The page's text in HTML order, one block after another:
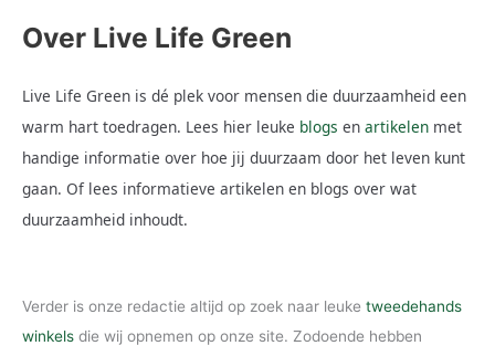
Over Live Life Green
Live Life Green is dé plek voor mensen die duurzaamheid een
warm hart toedragen. Lees hier leuke blogs en artikelen met
handige informatie over hoe jij duurzaam door het leven kunt
gaan. Of lees informatieve artikelen en blogs over wat
duurzaamheid inhoudt.
Verder is onze redactie altijd op zoek naar leuke tweedehands
winkels die wij opnemen op onze site. Zodoende hebben